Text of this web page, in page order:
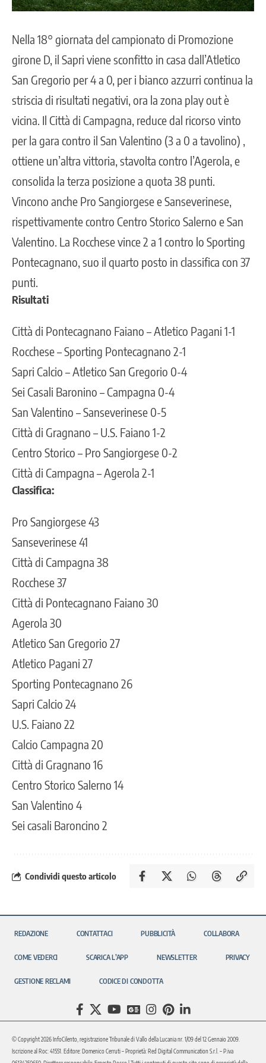
Nella 18° giornata del campionato di Promozione
girone D, il Sapri viene sconfitto in casa dall’Atletico
San Gregorio per 4 a 0, per i bianco azzurri continua la
striscia di risultati negativi, ora la zona play out è
vicina. Il Città di Campagna, reduce dal ricorso vinto
per la gara contro il San Valentino (3 a 0 a tavolino) ,
ottiene un’altra vittoria, stavolta contro l’Agerola, e
consolida la terza posizione a quota 38 punti.
Vincono anche Pro Sangiorgese e Sanseverinese,
rispettivamente contro Centro Storico Salerno e San
Valentino. La Rocchese vince 2 a 1 contro lo Sporting
Pontecagnano, suo il quarto posto in classifica con 37
punti.
Risultati
Città di Pontecagnano Faiano – Atletico Pagani 1-1
Rocchese – Sporting Pontecagnano 2-1
Sapri Calcio – Atletico San Gregorio 0-4
Sei Casali Baronino – Campagna 0-4
San Valentino – Sanseverinese 0-5
Città di Gragnano – U.S. Faiano 1-2
Centro Storico – Pro Sangiorgese 0-2
Città di Campagna – Agerola 2-1
Classifica:
Pro Sangiorgese 43
Sanseverinese 41
Città di Campagna 38
Rocchese 37
Città di Pontecagnano Faiano 30
Agerola 30
Atletico San Gregorio 27
Atletico Pagani 27
Sporting Pontecagnano 26
Sapri Calcio 24
U.S. Faiano 22
Calcio Campagna 20
Città di Gragnano 16
Centro Storico Salerno 14
San Valentino 4
Sei casali Baroncino 2
Condividi questo articolo
REDAZIONE CONTATTACI PUBBLICITÀ COLLABORA
COME VEDERCI SCARICA L’APP NEWSLETTER PRIVACY
GESTIONE RECLAMI CODICE DI CONDOTTA
© Copyright 2026 InfoCilento, registrazione Tribunale di Vallo della Lucania nr. 1/09 del 12 Gennaio 2009.
Iscrizione al Roc: 41551. Editore: Domenico Cerruti – Proprietà: Red Digital Communication S.r.l. – P.iva